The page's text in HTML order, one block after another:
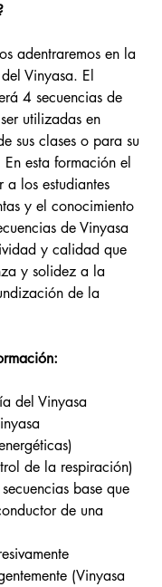
adentraremos en la
Vinyasa. El
4 secuencias de
utilizadas en
sus clases o para su
esta formación el
a los estudiantes
y el conocimiento
de Vinyasa
y calidad que
y solidez a la
de la
del Vinyasa
de la respiración)
base que
de una
(Vinyasa